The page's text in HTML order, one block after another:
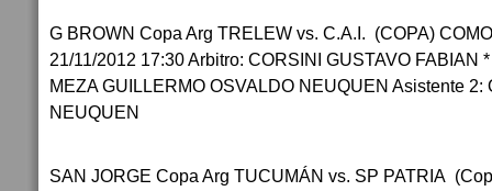
G BROWN Copa Arg TRELEW vs. C.A.I. (COPA)
21/11/2012 17:30 Arbitro: CORSINI GUSTAVO FABIAN
MEZA GUILLERMO OSVALDO NEUQUEN Asistente 2:
NEUQUEN
SAN JORGE Copa Arg TUCUMÁN vs. SP PATRIA